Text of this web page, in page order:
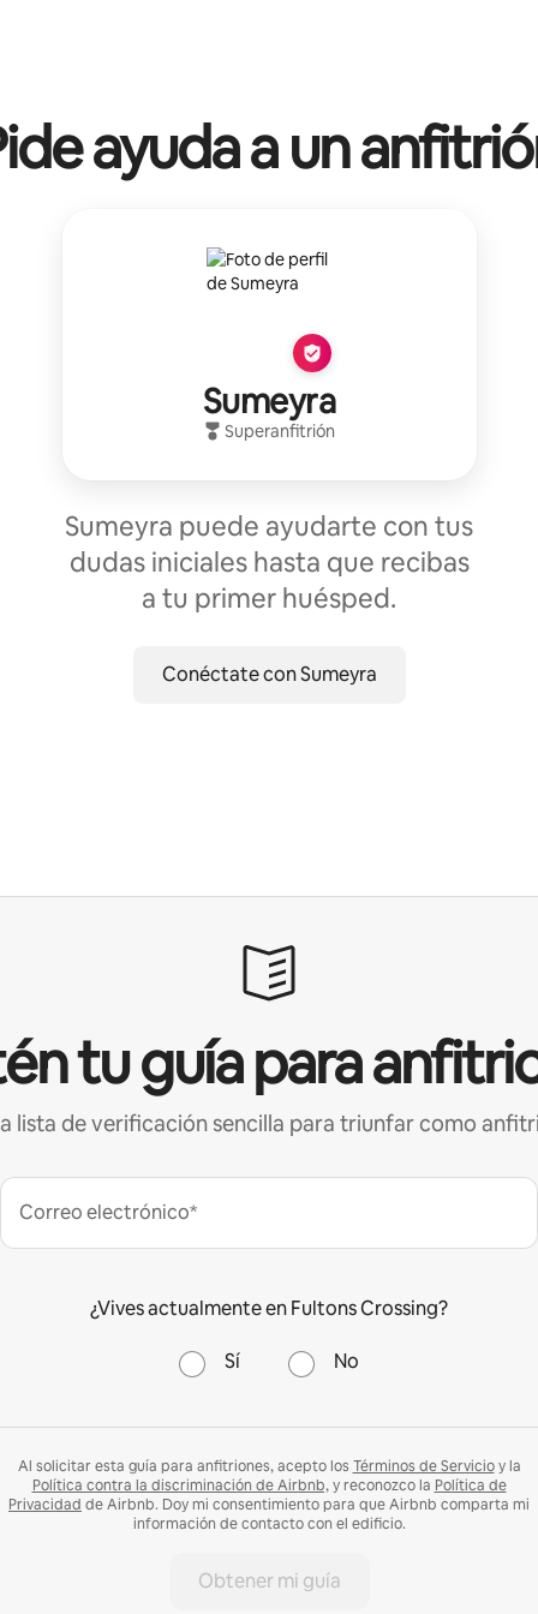
ayuda a un
Sumeyra
Superanfitrión
Sumeyra puede ayudarte con tus
dudas iniciales hasta que recibas
a tu primer huésped.
Conéctate con Sumeyra
tu guía para
lista de verificación sencilla para triunfar como
Correo electrónico*
¿Vives actualmente en Fultons Crossing?
Sí No
Al solicitar esta guía para anfitriones, acepto los Términos de Servicioy la
Política contra la discriminación de Airbnb,y reconozco la Política de
Privacidad de Airbnb. Doy mi consentimiento para que Airbnb comparta mi
información de contacto con el edificio.
Obtener mi guía